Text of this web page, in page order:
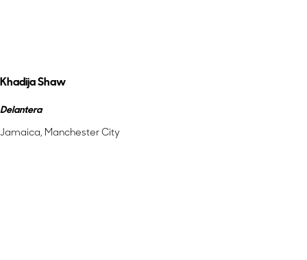
Khadija Shaw
Delantera
Jamaica, Manchester City